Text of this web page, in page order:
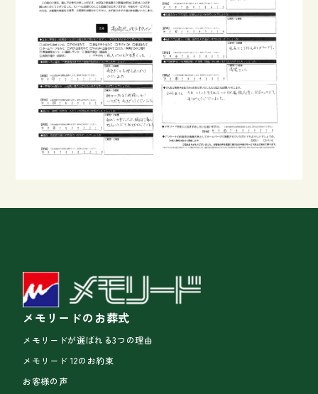
メモリードのお葬式
メモリードが選ばれる3つの理由
メモリード 12のお約束
お客様の声